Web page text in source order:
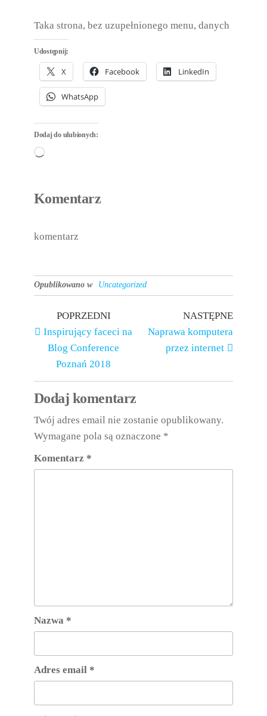
Taka strona, bez uzupełnionego menu, danych
Udostępnij:
X Facebook LinkedIn
WhatsApp
Dodaj do ulubionych:
Wczytywanie…
Komentarz
komentarz
Opublikowano w Uncategorized
Nawigacja
wpisu
Poprzedni
wpis
POPRZEDNI
Inspirujący faceci na
Blog Conference
Poznań 2018
NASTĘPNE
Naprawa komputera
przez internet
Dodaj komentarz
Twój adres email nie zostanie opublikowany.
Wymagane pola są oznaczone *
Komentarz *
Nazwa *
Adres email *